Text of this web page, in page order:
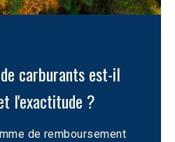
carburants est-il
l'exactitude ?
de remboursement